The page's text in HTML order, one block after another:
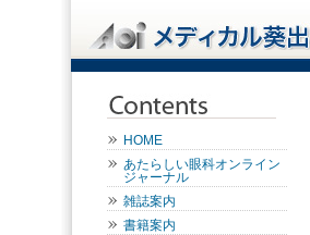
HOME
あたらしい眼科オンライン
ジャーナル
雑誌案内
書籍案内